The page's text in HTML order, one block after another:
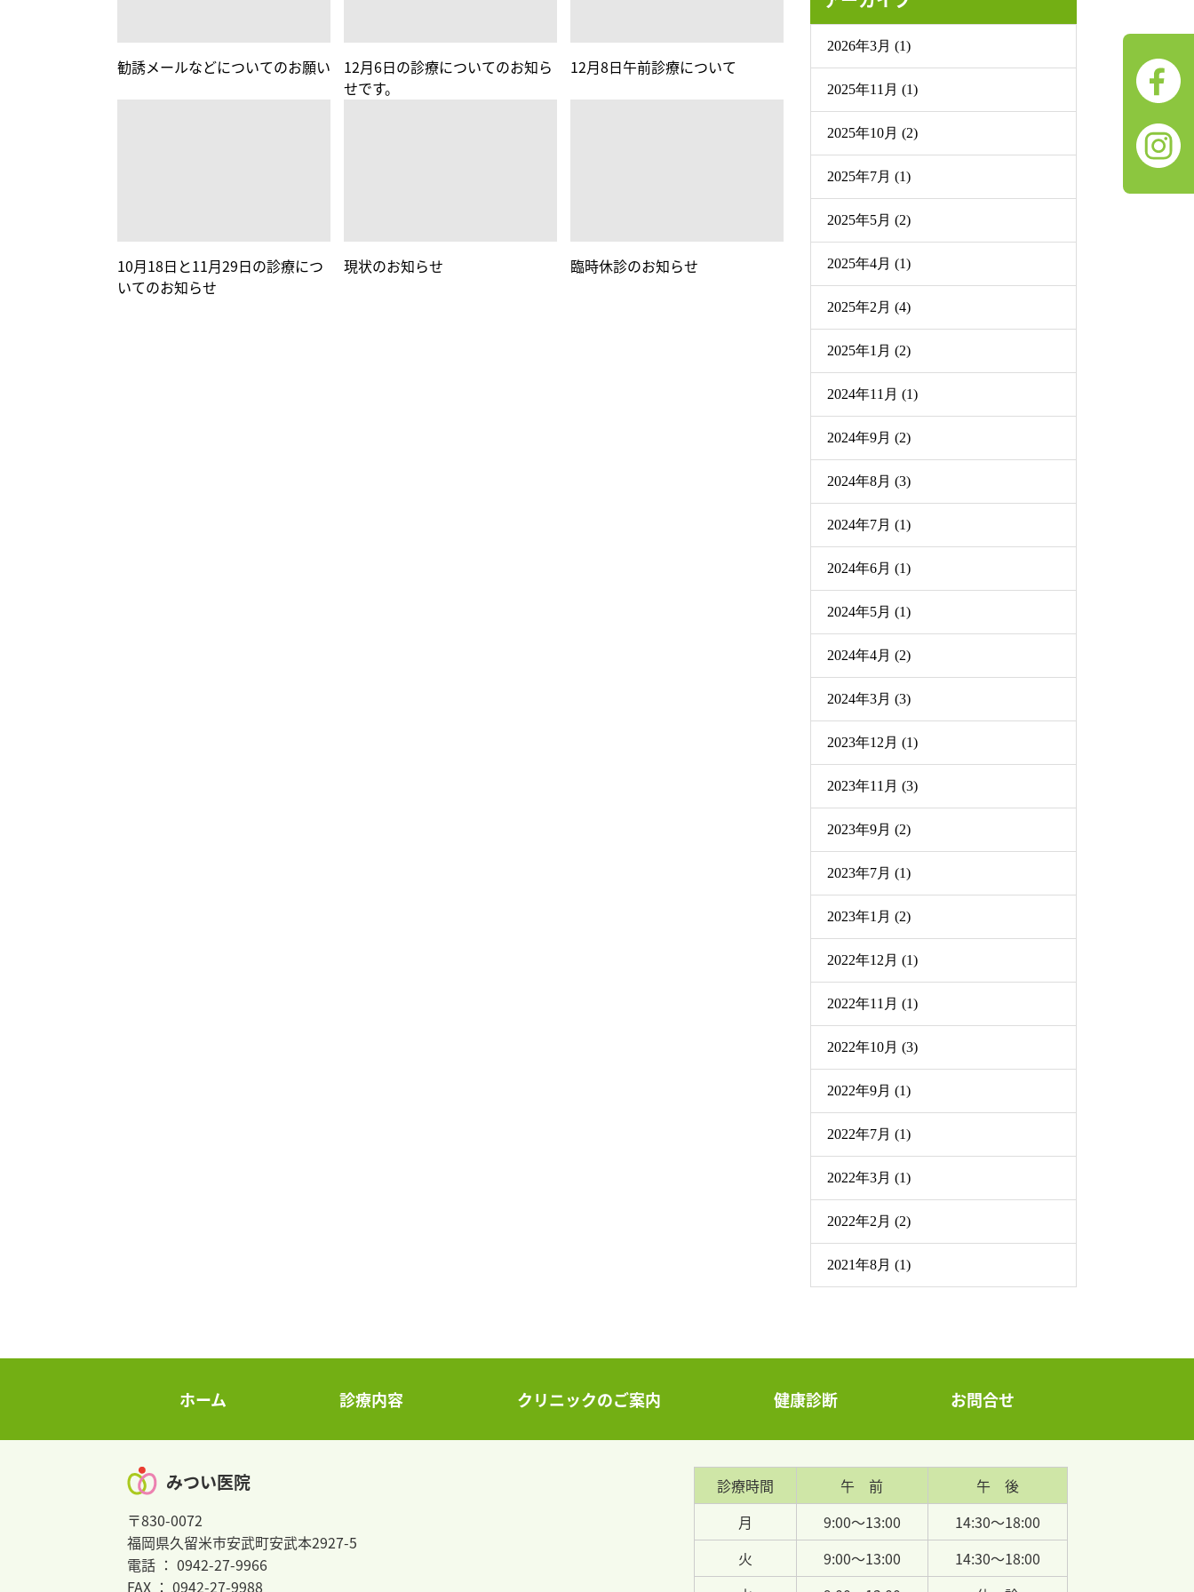
勧誘メールなどについてのお願い
12月6日の診療についてのお知ら
せです。
12月8日午前診療について
10月18日と11月29日の診療につ
いてのお知らせ
現状のお知らせ 臨時休診のお知らせ
2026年3月 (1)
2025年11月 (1)
2025年10月 (2)
2025年7月 (1)
2025年5月 (2)
2025年4月 (1)
2025年2月 (4)
2025年1月 (2)
2024年11月 (1)
2024年9月 (2)
2024年8月 (3)
2024年7月 (1)
2024年6月 (1)
2024年5月 (1)
2024年4月 (2)
2024年3月 (3)
2023年12月 (1)
2023年11月 (3)
2023年9月 (2)
2023年7月 (1)
2023年1月 (2)
2022年12月 (1)
2022年11月 (1)
2022年10月 (3)
2022年9月 (1)
2022年7月 (1)
2022年3月 (1)
2022年2月 (2)
2021年8月 (1)
ホーム 診療内容 クリニックのご案内 健康診断 お問合せ
みつい医院
〒830-0072
福岡県久留米市安武町安武本2927-5
電話 ： 0942-27-9966
FAX ： 0942-27-9988
診療時間 午 前
午 後
月
9:00～13:00
14:30～18:00
火
9:00～13:00
14:30～18:00